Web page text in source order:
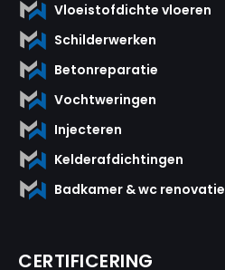
Vloeistofdichte vloeren
Schilderwerken
Betonreparatie
Vochtweringen
Injecteren
Kelderafdichtingen
Badkamer & wc renovatie
CERTIFICERING